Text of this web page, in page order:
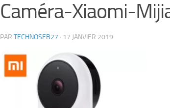
Caméra-Xiaomi-
PAR TECHNOSEB27 · 17 JANVIER 2019